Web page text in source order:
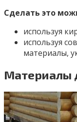
Сделать это
используя
используя
материалы,
Материалы